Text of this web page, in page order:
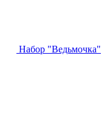
Набор "Ведьмочка"